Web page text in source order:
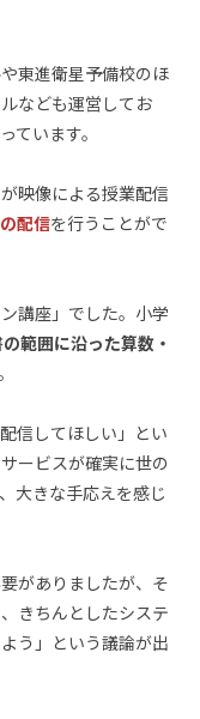
東進衛星予備校のほ
なども運営してお
ています。
映像による授業配信
配信を行うことがで
講座」でした。小学
範囲に沿った算数・
信してほしい」とい
ービスが確実に世の
大きな手応えを感じ
がありましたが、そ
きちんとしたシステ
う」という議論が出